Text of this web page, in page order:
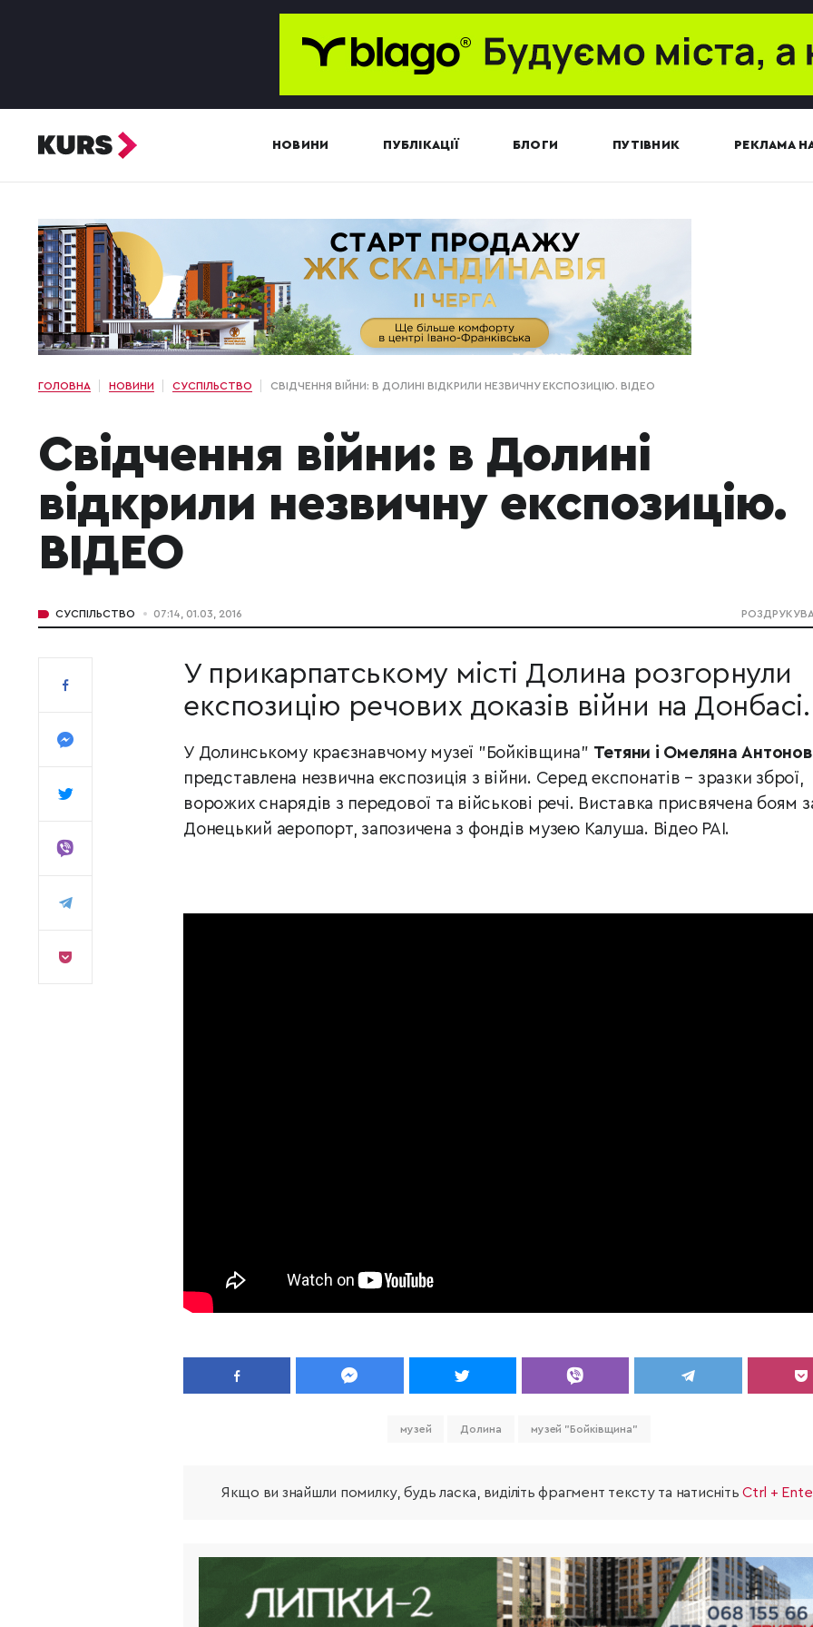
НОВИНИ ПУБЛІКАЦІЇ БЛОГИ ПУТІВНИК РЕКЛАМА
ГОЛОВНА НОВИНИ СУСПІЛЬСТВО СВІДЧЕННЯ ВІЙНИ: В ДОЛИНІ ВІДКРИЛИ НЕЗВИЧНУ ЕКСПОЗИЦІЮ. ВІДЕО
Свідчення війни: в Долині
відкрили незвичну експозицію.
ВІДЕО
СУСПІЛЬСТВО 07:14, 01.03, 2016
У прикарпатському місті Долина розгорнули
експозицію речових доказів війни на Донбасі.
У Долинському краєзнавчому музеї "Бойківщина" Тетяни і Омеляна
представлена незвична експозиція з війни. Серед експонатів – зразки зброї,
ворожих снарядів з передової та військові речі. Виставка присвячена боям
Донецький аеропорт, запозичена з фондів музею Калуша. Відео РАІ.
музей Долина музей "Бойківщина"
Якщо ви знайшли помилку, будь ласка, виділіть фрагмент тексту та натиснітьCtrl +